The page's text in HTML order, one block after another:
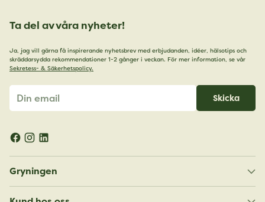
Ta del av våra nyheter!
Ja, jag vill gärna få inspirerande nyhetsbrev med erbjudanden, idéer, hälsotips och
skräddarsydda rekommendationer 1-2 gånger i veckan. För mer information, se vår
Sekretess- & Säkerhetspolicy.
email
Skicka
Gryningen